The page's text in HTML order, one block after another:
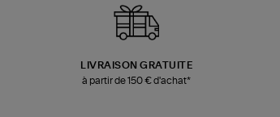
LIVRAISON GRATUITE
à partir de 150 € d'achat*